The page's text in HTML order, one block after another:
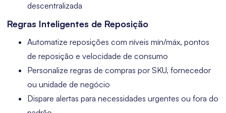
descentralizada
Regras Inteligentes de Reposição
Automatize reposições com níveis mín/máx, pontos
de reposição e velocidade de consumo
Personalize regras de compras por SKU, fornecedor
ou unidade de negócio
Dispare alertas para necessidades urgentes ou fora do